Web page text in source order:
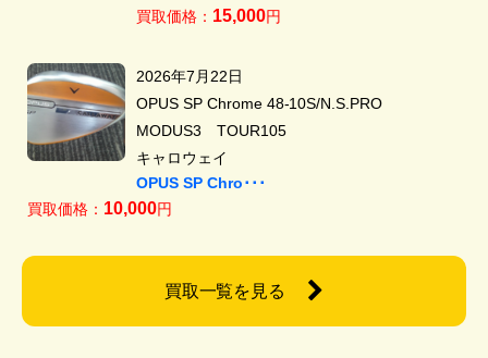
買取価格： 15,000円
2026年7月22日
OPUS SP Chrome 48-10S/N.S.PRO
MODUS3 TOUR105
キャロウェイ
OPUS SP Chro･･･
買取価格： 10,000円
買取一覧を見る